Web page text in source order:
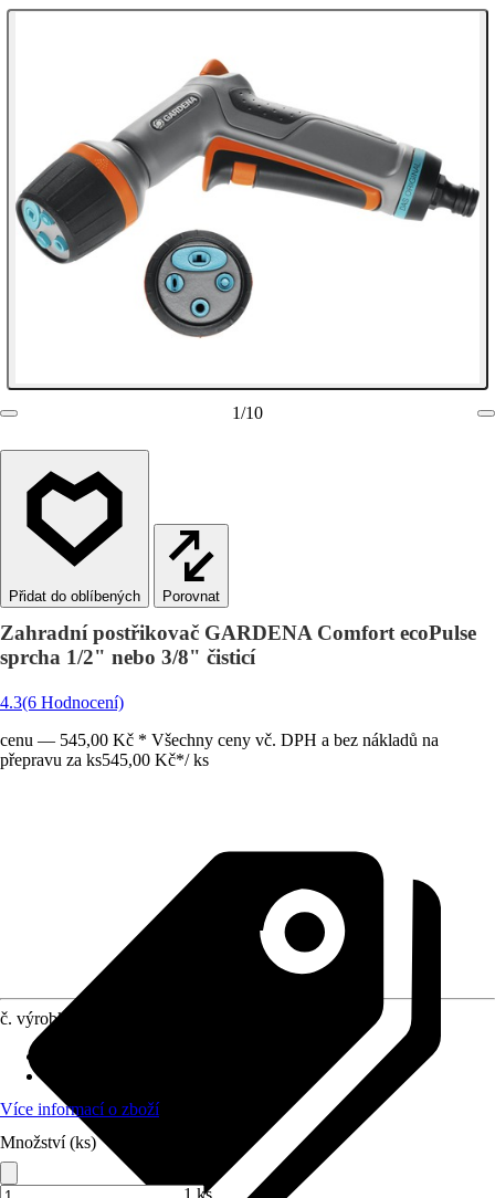
1/10
Porovnat
Zahradní postřikovač GARDENA Comfort ecoPulse
sprcha 1/2" nebo 3/8" čisticí
4.3(6 Hodnocení)
cenu — 545,00 Kč * Všechny ceny vč. DPH a bez nákladů na
přepravu za ks545,00 Kč*/ ks
č. výrobku
Více informací o zboží
Množství (ks)
1 ks